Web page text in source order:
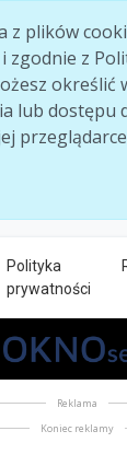
z plików
zgodnie z
określić
lub dostępu
Polityka
prywatności
Reklama
Koniec reklamy